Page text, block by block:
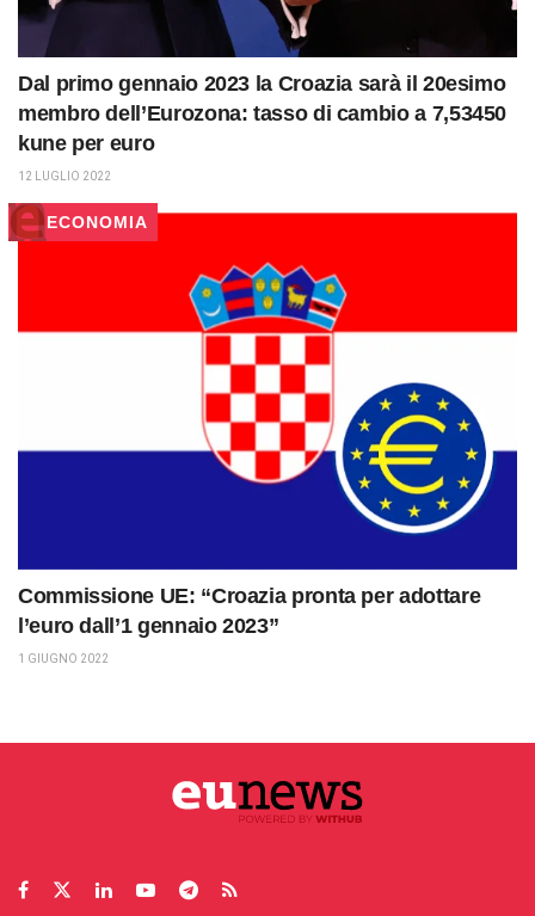
Dal primo gennaio 2023 la Croazia sarà il 20esimo
membro dell’Eurozona: tasso di cambio a 7,53450
kune per euro
12 LUGLIO 2022
ECONOMIA
Commissione UE: “Croazia pronta per adottare
l’euro dall’1 gennaio 2023”
1 GIUGNO 2022